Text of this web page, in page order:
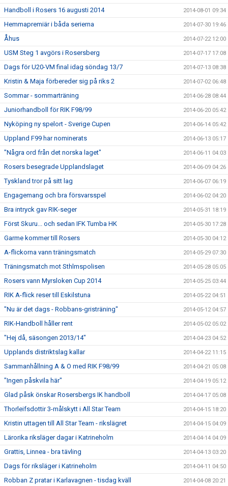
Handboll i Rosers 16 augusti 2014 2014-08-01 09:34
Hemmapremiär i båda serierna 2014-07-30 19:46
Åhus 2014-07-22 12:00
USM Steg 1 avgörs i Rosersberg 2014-07-17 17:08
Dags för U20-VM final idag söndag 13/7 2014-07-13 08:38
Kristin & Maja förbereder sig på riks 2 2014-07-02 06:48
Sommar - sommarträning 2014-06-28 08:44
Juniorhandboll för RIK F98/99 2014-06-20 05:42
Nyköping ny spelort - Sverige Cupen 2014-06-14 05:42
Uppland F99 har nominerats 2014-06-13 05:17
"Några ord från det norska laget" 2014-06-11 04:03
Rosers besegrade Upplandslaget 2014-06-09 04:26
Tyskland tror på sitt lag 2014-06-07 06:19
Engagemang och bra försvarsspel 2014-06-02 04:20
Bra intryck gav RIK-seger 2014-05-31 18:19
Först Skuru... och sedan IFK Tumba HK 2014-05-30 17:28
Garme kommer till Rosers 2014-05-30 04:12
A-flickorna vann träningsmatch 2014-05-29 07:30
Träningsmatch mot Sthlmspolisen 2014-05-28 05:05
Rosers vann Myrsloken Cup 2014 2014-05-25 03:44
RIK A-flick reser till Eskilstuna 2014-05-22 04:51
"Nu är det dags - Robbans-gristräning" 2014-05-12 04:57
RIK-Handboll håller rent 2014-05-02 05:02
"Hej då, säsongen 2013/14" 2014-04-23 04:52
Upplands distriktslag kallar 2014-04-22 11:15
Sammanhållning A & O med RIK F98/99 2014-04-21 05:08
"Ingen påskvila här" 2014-04-19 05:12
Glad påsk önskar Rosersbergs IK handboll 2014-04-17 05:08
Thorleifsdottir 3-målskytt i All Star Team 2014-04-15 18:20
Kristin uttagen till All Star Team - rikslägret 2014-04-15 04:09
Lärorika riksläger dagar i Katrineholm 2014-04-14 04:09
Grattis, Linnea - bra tävling 2014-04-13 03:20
Dags för riksläger i Katrineholm 2014-04-11 04:50
Robban Z pratar i Karlavagnen - tisdag kväll 2014-04-08 20:21